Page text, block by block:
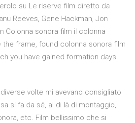
su Le riserve film diretto da
Reeves, Gene Hackman, Jon
Colonna sonora film il colonna
frame, found colonna sonora film
you have gained formation days
volte mi avevano consigliato
si fa da sé, al di là di montaggio,
etc. Film bellissimo che si